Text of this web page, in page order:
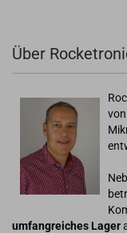
Über
umfangreiches Lager